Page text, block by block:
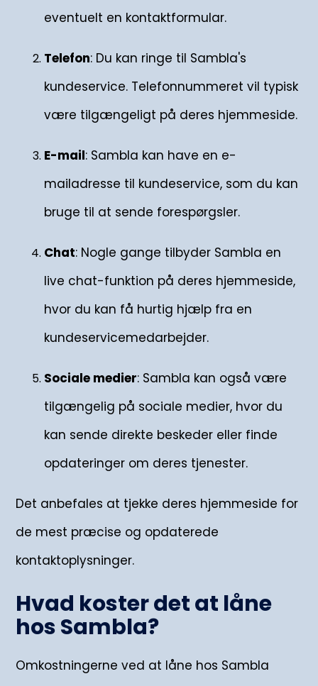
eventuelt en kontaktformular.
Telefon: Du kan ringe til Sambla's
kundeservice. Telefonnummeret vil typisk
være tilgængeligt på deres hjemmeside.
E-mail: Sambla kan have en e-
mailadresse til kundeservice, som du kan
bruge til at sende forespørgsler.
Chat: Nogle gange tilbyder Sambla en
live chat-funktion på deres hjemmeside,
hvor du kan få hurtig hjælp fra en
kundeservicemedarbejder.
Sociale medier: Sambla kan også være
tilgængelig på sociale medier, hvor du
kan sende direkte beskeder eller finde
opdateringer om deres tjenester.
Det anbefales at tjekke deres hjemmeside for
de mest præcise og opdaterede
kontaktoplysninger.
Hvad koster det at låne
hos Sambla?
Omkostningerne ved at låne hos Sambla